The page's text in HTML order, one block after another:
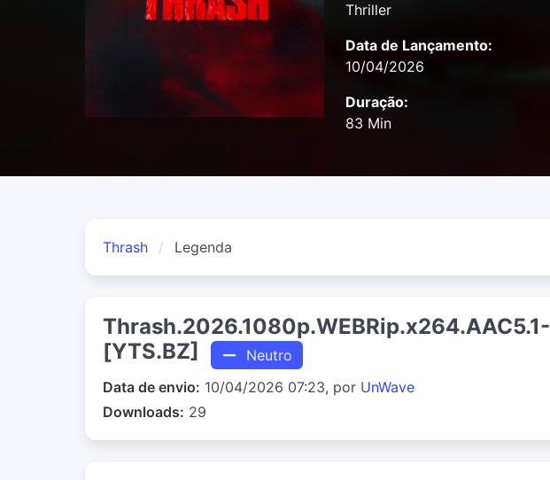
Thriller
Data de Lançamento:
10/04/2026
Duração:
83 Min
Thrash Legenda
Thrash.2026.1080p.WEBRip.x264.AAC5.1-
[YTS.BZ]
Neutro
Data de envio: 10/04/2026 07:23, por UnWave
Downloads: 29